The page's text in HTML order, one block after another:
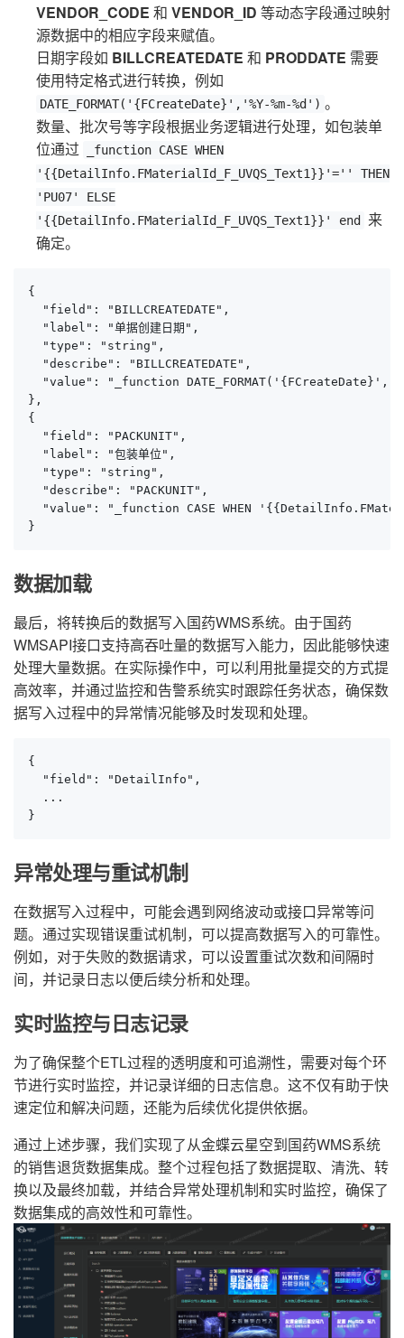
VENDOR_CODE 和 VENDOR_ID 等动态字段通过映射
源数据中的相应字段来赋值。
日期字段如 BILLCREATEDATE 和 PRODDATE 需要
使用特定格式进行转换，例如
DATE_FORMAT('{FCreateDate}','%Y-%m-%d') 。
数量、批次号等字段根据业务逻辑进行处理，如包装单
位通过
_function CASE WHEN
'{{DetailInfo.FMaterialId_F_UVQS_Text1}}'='' THEN
'PU07' ELSE
'{{DetailInfo.FMaterialId_F_UVQS_Text1}}' end
来
确定。
{
  "field": "BILLCREATEDATE",
  "label": "单据创建日期",
  "type": "string",
  "describe": "BILLCREATEDATE",
"value": "_function
},
{
  "field": "PACKUNIT",
  "label": "包装单位",
  "type": "string",
  "describe": "PACKUNIT",
"value": "_function CASE WHEN
}
数据加载
最后，将转换后的数据写入国药WMS系统。由于国药
WMSAPI接口支持高吞吐量的数据写入能力，因此能够快速
处理大量数据。在实际操作中，可以利用批量提交的方式提
高效率，并通过监控和告警系统实时跟踪任务状态，确保数
据写入过程中的异常情况能够及时发现和处理。
{
  "field": "DetailInfo",
  ...
}
异常处理与重试机制
在数据写入过程中，可能会遇到网络波动或接口异常等问
题。通过实现错误重试机制，可以提高数据写入的可靠性。
例如，对于失败的数据请求，可以设置重试次数和间隔时
间，并记录日志以便后续分析和处理。
实时监控与日志记录
为了确保整个ETL过程的透明度和可追溯性，需要对每个环
节进行实时监控，并记录详细的日志信息。这不仅有助于快
速定位和解决问题，还能为后续优化提供依据。
通过上述步骤，我们实现了从金蝶云星空到国药WMS系统
的销售退货数据集成。整个过程包括了数据提取、清洗、转
换以及最终加载，并结合异常处理机制和实时监控，确保了
数据集成的高效性和可靠性。